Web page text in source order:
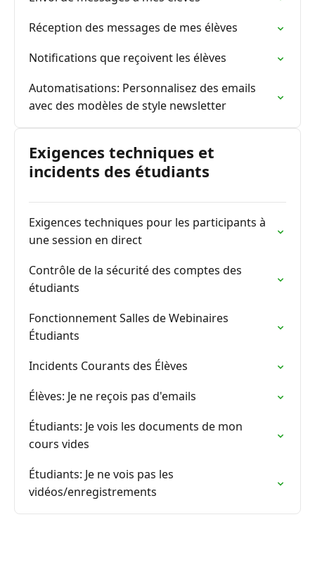
Réception des messages de mes élèves
Notifications que reçoivent les élèves
Automatisations: Personnalisez des emails
avec des modèles de style newsletter
Exigences techniques et
incidents des étudiants
Exigences techniques pour les participants à
une session en direct
Contrôle de la sécurité des comptes des
étudiants
Fonctionnement Salles de Webinaires
Étudiants
Incidents Courants des Élèves
Élèves: Je ne reçois pas d'emails
Étudiants: Je vois les documents de mon
cours vides
Étudiants: Je ne vois pas les
vidéos/enregistrements